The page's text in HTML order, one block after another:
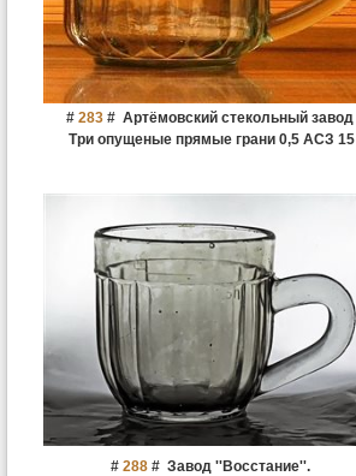
# 283 # Артёмовский стекольный завод
Три опущеные прямые грани 0,5 АСЗ 15
# 288# Завод ''Восстание''.